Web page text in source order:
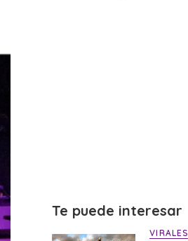
Te puede interesar
VIRALES